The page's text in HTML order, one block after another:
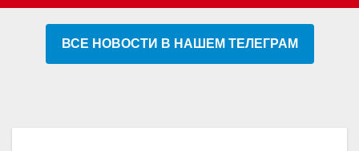
ВСЕ НОВОСТИ В НАШЕМ ТЕЛЕГРАМ